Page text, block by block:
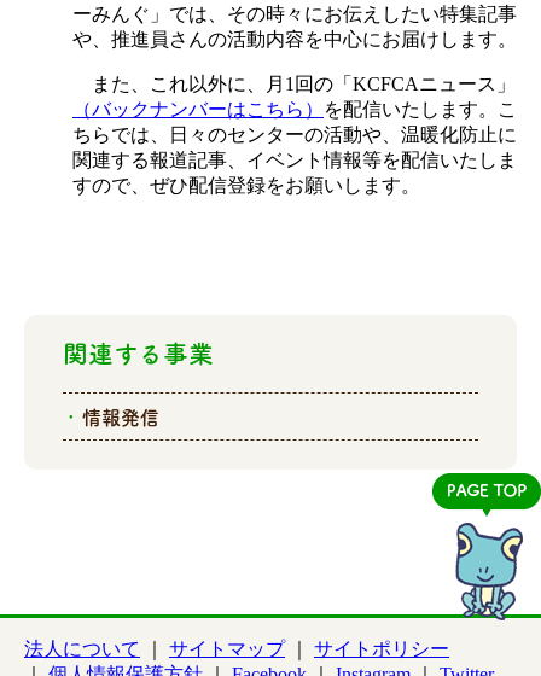
ーみんぐ」では、その時々にお伝えしたい特集記事
や、推進員さんの活動内容を中心にお届けします。
また、これ以外に、月1回の「KCFCAニュース」
（バックナンバーはこちら）
を配信いたします。こ
ちらでは、日々のセンターの活動や、温暖化防止に
関連する報道記事、イベント情報等を配信いたしま
すので、ぜひ配信登録をお願いします。
関連する事業
情報発信
法人について サイトマップ
サイトポリシー